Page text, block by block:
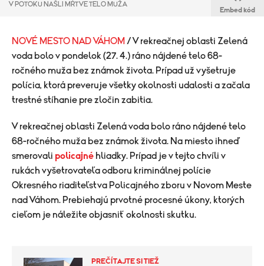
V POTOKU NAŠLI MŔTVE TELO MUŽA
Embed kód
NOVÉ MESTO NAD VÁHOM / V rekreačnej oblasti Zelená
voda bolo v pondelok (27. 4.) ráno nájdené telo 68-
ročného muža bez známok života. Prípad už vyšetruje
polícia, ktorá preveruje všetky okolnosti udalosti a začala
trestné stíhanie pre zločin zabitia.
V rekreačnej oblasti Zelená voda bolo ráno nájdené telo
68-ročného muža bez známok života. Na miesto ihneď
smerovali policajné hliadky. Prípad je v tejto chvíli v
rukách vyšetrovateľa odboru kriminálnej polície
Okresného riaditeľstva Policajného zboru v Novom Meste
nad Váhom. Prebiehajú prvotné procesné úkony, ktorých
cieľom je náležite objasniť okolnosti skutku.
PREČÍTAJTE SI TIEŽ